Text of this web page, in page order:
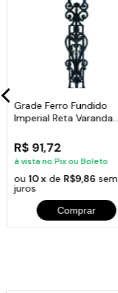
Grade Ferro Fundido
Imperial Reta Varanda
R$ 91,72
à vista no Pix ou Boleto
ou10 x de R$9,86 sem
juros
Comprar